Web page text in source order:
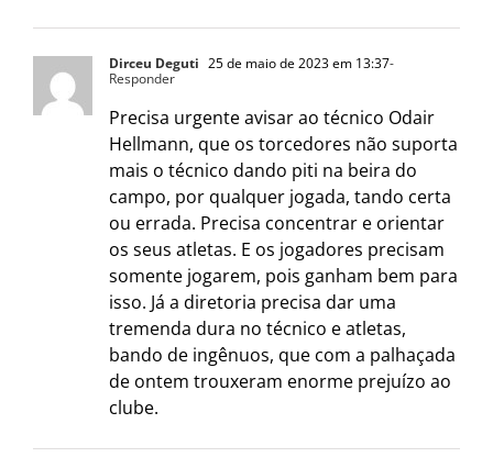
Dirceu Deguti 25 de maio de 2023 em 13:37-
Responder
Precisa urgente avisar ao técnico Odair
Hellmann, que os torcedores não suporta
mais o técnico dando piti na beira do
campo, por qualquer jogada, tando certa
ou errada. Precisa concentrar e orientar
os seus atletas. E os jogadores precisam
somente jogarem, pois ganham bem para
isso. Já a diretoria precisa dar uma
tremenda dura no técnico e atletas,
bando de ingênuos, que com a palhaçada
de ontem trouxeram enorme prejuízo ao
clube.